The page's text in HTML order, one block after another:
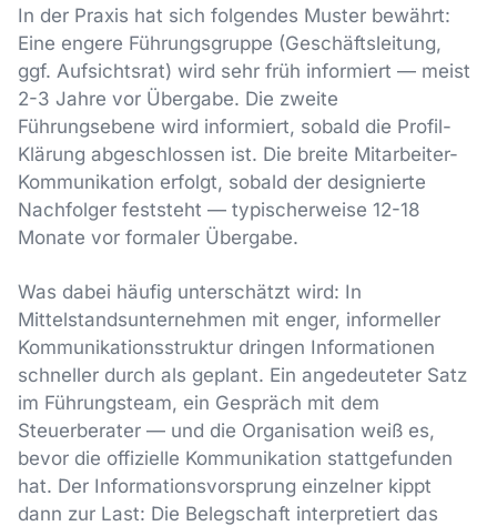
In der Praxis hat sich folgendes Muster bewährt:
Eine engere Führungsgruppe (Geschäftsleitung,
ggf. Aufsichtsrat) wird sehr früh informiert — meist
2-3 Jahre vor Übergabe. Die zweite
Führungsebene wird informiert, sobald die Profil-
Klärung abgeschlossen ist. Die breite Mitarbeiter-
Kommunikation erfolgt, sobald der designierte
Nachfolger feststeht — typischerweise 12-18
Monate vor formaler Übergabe.
Was dabei häufig unterschätzt wird: In
Mittelstandsunternehmen mit enger, informeller
Kommunikationsstruktur dringen Informationen
schneller durch als geplant. Ein angedeuteter Satz
im Führungsteam, ein Gespräch mit dem
Steuerberater — und die Organisation weiß es,
bevor die offizielle Kommunikation stattgefunden
hat. Der Informationsvorsprung einzelner kippt
dann zur Last: Die Belegschaft interpretiert das